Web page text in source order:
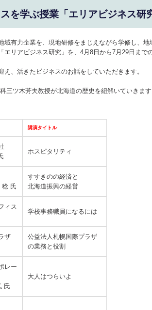
を学ぶ授業「エリアビジネス研
有力企業を、現地研修をまじえながら学修し、地
リアビジネス研究」を、4月8日から7月29日まで
、活きたビジネスのお話をしていただきます。
三ツ木芳夫教授が北海道の歴史を紐解いていきま
講演タイトル
ホスピタリティ
稔 氏
すすきのの経済と
北海道振興の経営
ィス
学校事務職員になるには
ザ
公益法人札幌国際プラザ
の業務と役割
レー
氏
大人はつらいよ